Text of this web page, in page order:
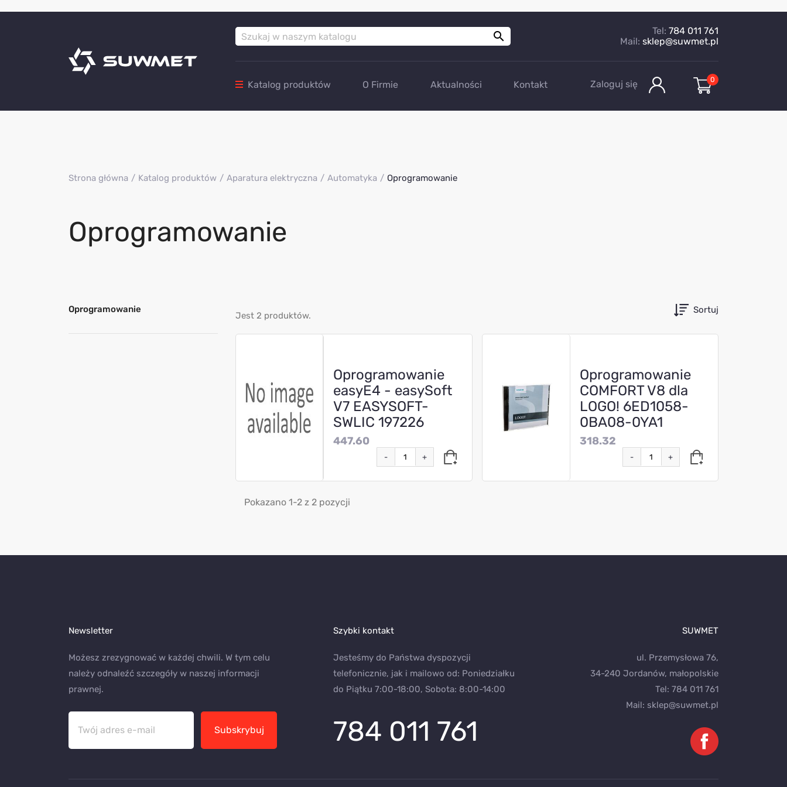
 Tel: 784 011 761
Mail: sklep@suwmet.pl
Katalog produktów O Firmie Aktualności Kontakt Zaloguj się 0
Strona główna Katalog produktów Aparatura elektryczna Automatyka Oprogramowanie
Oprogramowanie
Oprogramowanie
Jest 2 produktów.
Sortuj
Oprogramowanie
easyE4 - easySoft
V7 EASYSOFT-
SWLIC 197226
447.60
- +
Oprogramowanie
COMFORT V8 dla
LOGO! 6ED1058-
0BA08-0YA1
318.32
- +
Pokazano 1-2 z 2 pozycji
Newsletter
Możesz zrezygnować w każdej chwili. W tym celu
należy odnaleźć szczegóły w naszej informacji
prawnej.
Subskrybuj
Szybki kontakt
Jesteśmy do Państwa dyspozycji
telefonicznie, jak i mailowo od: Poniedziałku
do Piątku 7:00-18:00, Sobota: 8:00-14:00
784 011 761
SUWMET
ul. Przemysłowa 76,
34-240 Jordanów, małopolskie
Tel: 784 011 761
Mail: sklep@suwmet.pl